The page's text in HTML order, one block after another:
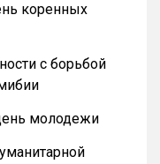
коренных
с борьбой
молодежи